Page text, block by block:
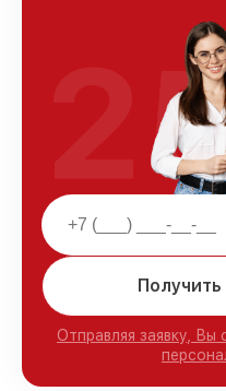
Отправляя заявку, Вы